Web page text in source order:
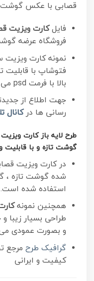
قصابی با عکس گوشت
فایلکارت ویزیت
فروشگاه عرضه
نمونه کارت
فتوشاپ با قابلیت
بالا با فرمت psd می باشد.
جهت اطلاع از
رسانی ها درکانال
طرح لایه باز کارت
گوشت تازه و با قابلیت
در کارت ویزیت
شده گوشت تازه ،
استفاده شده است.
همچنین نمونه
طراحی بسیار زیبا
و بصورت عمودی
گرافیک طرحمرجع
کیفیت و ایرانی